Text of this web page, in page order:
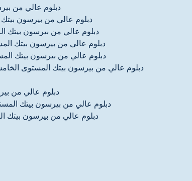
دبلوم عالي من
دبلوم عالي من بيرسون
دبلوم عالي من بيرسون بيتك
دبلوم عالي من بيرسون بيتك
دبلوم عالي من بيرسون بيتك
دبلوم عالي من بيرسون بيتك المستوى
دبلوم عالي من
دبلوم عالي من بيرسون بيتك
دبلوم عالي من بيرسون بيتك